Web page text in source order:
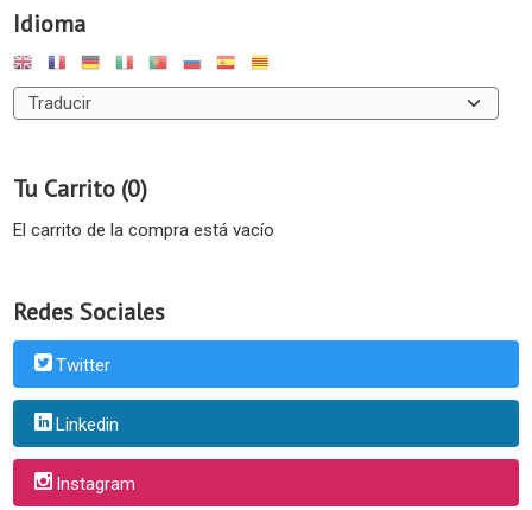
Idioma
Tu Carrito (0)
El carrito de la compra está vacío
Redes Sociales
Twitter
Linkedin
Instagram